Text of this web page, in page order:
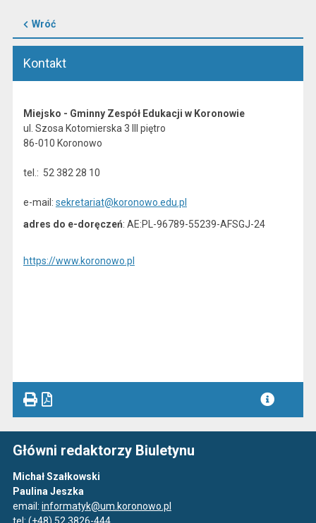
Wróć
Kontakt
Miejsko - Gminny Zespół Edukacji w Koronowie
ul. Szosa Kotomierska 3 III piętro
86-010 Koronowo
tel.: 52 382 28 10
e-mail: sekretariat@koronowo.edu.pl
adres do e-doręczeń: AE:PL-96789-55239-AFSGJ-24
https://www.koronowo.pl
Główni redaktorzy Biuletynu
Michał Szałkowski
Paulina Jeszka
email: informatyk@um.koronowo.pl